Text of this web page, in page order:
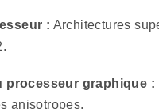
: Architectures
processeur graphique :
anisotropes.